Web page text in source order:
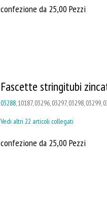
confezione da 25,00 Pezzi
Fascette stringitubi
03288, 10187, 03296, 03297, 03298, 03299,
Vedi altri 22 articoli collegati
confezione da 25,00 Pezzi